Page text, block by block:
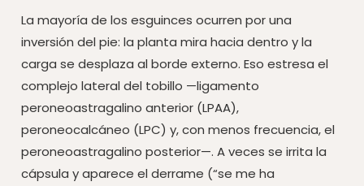
La mayoría de los esguinces ocurren por una
inversión del pie: la planta mira hacia dentro y la
carga se desplaza al borde externo. Eso estresa el
complejo lateral del tobillo —ligamento
peroneoastragalino anterior (LPAA),
peroneocalcáneo (LPC) y, con menos frecuencia, el
peroneoastragalino posterior—. A veces se irrita la
cápsula y aparece el derrame (“se me ha